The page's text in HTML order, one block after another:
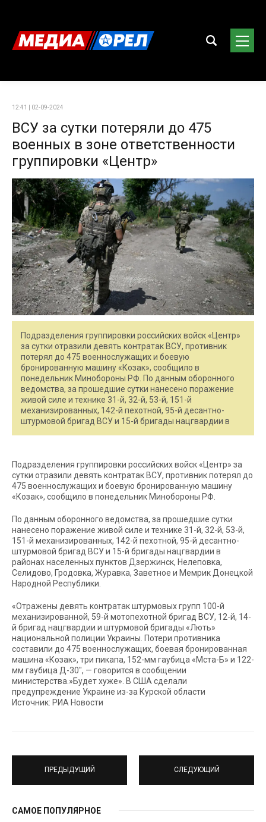
12:41 | 02-09-2024
ВСУ за сутки потеряли до 475
военных в зоне ответственности
группировки «Центр»
Подразделения группировки российских войск «Центр»
за сутки отразили девять контратак ВСУ, противник
потерял до 475 военнослужащих и боевую
бронированную машину «Козак», сообщило в
понедельник Минобороны РФ. По данным оборонного
ведомства, за прошедшие сутки нанесено поражение
живой силе и технике 31-й, 32-й, 53-й, 151-й
механизированных, 142-й пехотной, 95-й десантно-
штурмовой бригад ВСУ и 15-й бригады нацгвардии в
Подразделения группировки российских войск «Центр» за
сутки отразили девять контратак ВСУ, противник потерял до
475 военнослужащих и боевую бронированную машину
«Козак», сообщило в понедельник Минобороны РФ.
По данным оборонного ведомства, за прошедшие сутки
нанесено поражение живой силе и технике 31-й, 32-й, 53-й,
151-й механизированных, 142-й пехотной, 95-й десантно-
штурмовой бригад ВСУ и 15-й бригады нацгвардии в
районах населенных пунктов Дзержинск, Нелеповка,
Селидово, Гродовка, Журавка, Заветное и Мемрик Донецкой
Народной Республики.
«Отражены девять контратак штурмовых групп 100-й
механизированной, 59-й мотопехотной бригад ВСУ, 12-й, 14-
й бригад нацгвардии и штурмовой бригады «Лють»
национальной полиции Украины. Потери противника
составили до 475 военнослужащих, боевая бронированная
машина «Козак», три пикапа, 152-мм гаубица «Мста-Б» и 122-
мм гаубица Д-30″, — говорится в сообщении
министерства.»Будет хуже». В США сделали
предупреждение Украине из-за Курской области
Источник: РИА Новости
ПРЕДЫДУЩИЙ СЛЕДУЮЩИЙ
САМОЕ ПОПУЛЯРНОЕ